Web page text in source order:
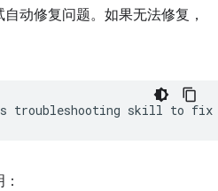
动修复问题。如果无法修复，